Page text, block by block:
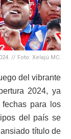
// Foto: Xelajú MC.
del vibrante
2024, ya
para los
del país se
título de